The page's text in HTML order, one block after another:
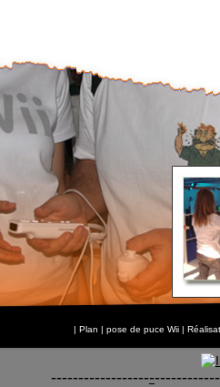
| Plan | pose de puce Wii |
-------------------